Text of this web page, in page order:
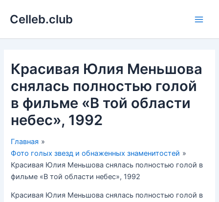
Celleb.club
Красивая Юлия Меньшова
снялась полностью голой
в фильме «В той области
небес», 1992
Главная
Фото голых звезд и обнаженных знаменитостей
Красивая Юлия Меньшова снялась полностью голой в
фильме «В той области небес», 1992
Красивая Юлия Меньшова снялась полностью голой в